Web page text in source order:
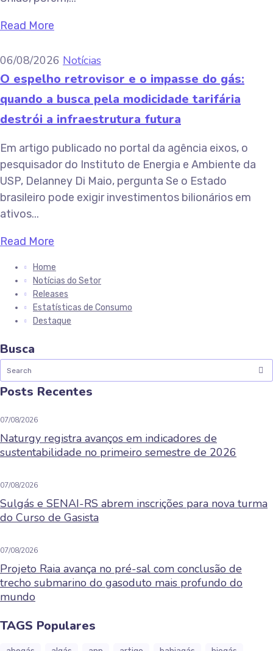
Read More
06/08/2026 Notícias
O espelho retrovisor e o impasse do gás:
quando a busca pela modicidade tarifária
destrói a infraestrutura futura
Em artigo publicado no portal da agência eixos, o
pesquisador do Instituto de Energia e Ambiente da
USP, Delanney Di Maio, pergunta Se o Estado
brasileiro pode exigir investimentos bilionários em
ativos...
Read More
Home
Notícias do Setor
Releases
Estatísticas de Consumo
Destaque
Busca
Posts Recentes
07/08/2026
Naturgy registra avanços em indicadores de
sustentabilidade no primeiro semestre de 2026
07/08/2026
Sulgás e SENAI-RS abrem inscrições para nova turma
do Curso de Gasista
07/08/2026
Projeto Raia avança no pré-sal com conclusão de
trecho submarino do gasoduto mais profundo do
mundo
TAGS Populares